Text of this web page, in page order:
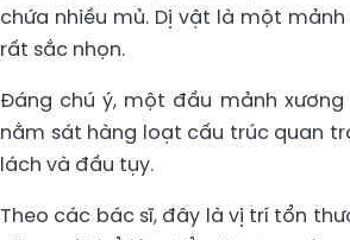
chứa nhiều mủ. Dị vật là một
rất sắc nhọn.
Đáng chú ý, một đầu mảnh
nằm sát hàng loạt cấu trúc quan
lách và đầu tụy.
Theo các bác sĩ, đây là vị trí tổn